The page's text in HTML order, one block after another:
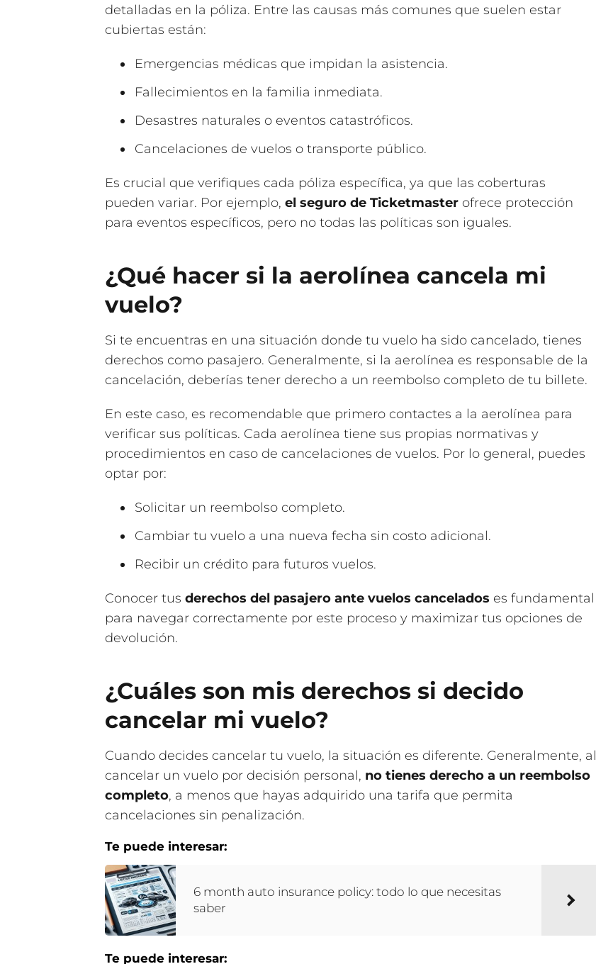
detalladas en la póliza. Entre las causas más comunes que suelen estar
cubiertas están:
Emergencias médicas que impidan la asistencia.
Fallecimientos en la familia inmediata.
Desastres naturales o eventos catastróficos.
Cancelaciones de vuelos o transporte público.
Es crucial que verifiques cada póliza específica, ya que las coberturas
pueden variar. Por ejemplo, el seguro de Ticketmaster ofrece protección
para eventos específicos, pero no todas las políticas son iguales.
¿Qué hacer si la aerolínea cancela mi
vuelo?
Si te encuentras en una situación donde tu vuelo ha sido cancelado, tienes
derechos como pasajero. Generalmente, si la aerolínea es responsable de la
cancelación, deberías tener derecho a un reembolso completo de tu billete.
En este caso, es recomendable que primero contactes a la aerolínea para
verificar sus políticas. Cada aerolínea tiene sus propias normativas y
procedimientos en caso de cancelaciones de vuelos. Por lo general, puedes
optar por:
Solicitar un reembolso completo.
Cambiar tu vuelo a una nueva fecha sin costo adicional.
Recibir un crédito para futuros vuelos.
Conocer tus derechos del pasajero ante vuelos cancelados es fundamental
para navegar correctamente por este proceso y maximizar tus opciones de
devolución.
¿Cuáles son mis derechos si decido
cancelar mi vuelo?
Cuando decides cancelar tu vuelo, la situación es diferente. Generalmente, al
cancelar un vuelo por decisión personal, no tienes derecho a un reembolso
completo, a menos que hayas adquirido una tarifa que permita
cancelaciones sin penalización.
Te puede interesar:
6 month auto insurance policy: todo lo que necesitas
saber
Te puede interesar: